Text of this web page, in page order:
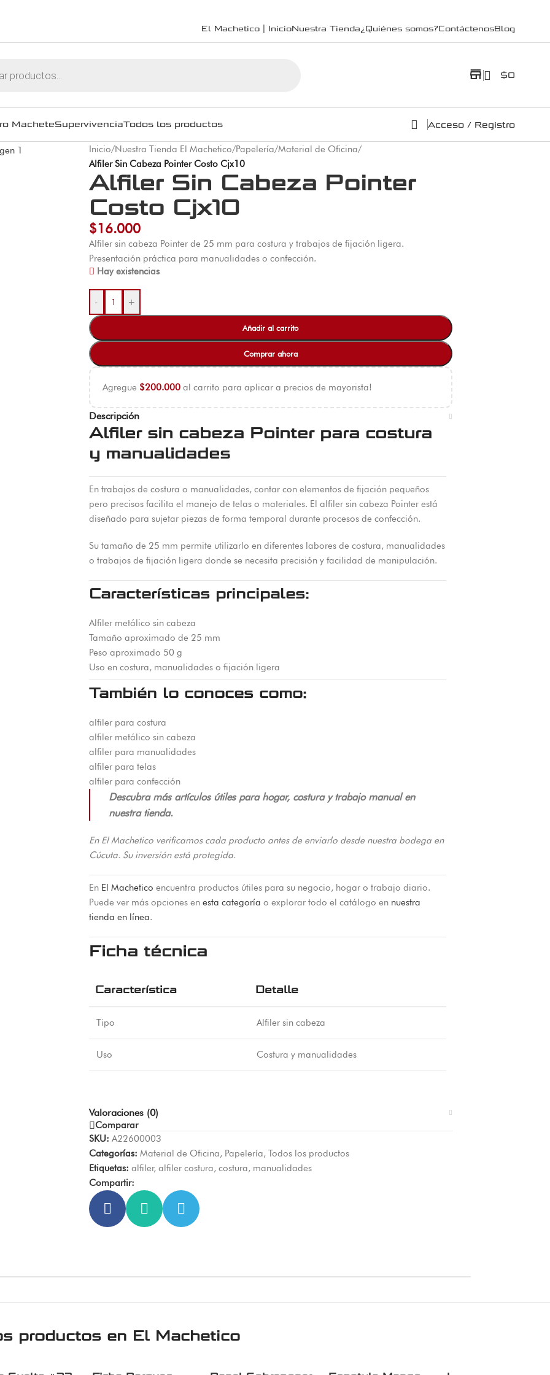
El Machetico | InicioNuestra Tienda¿Quiénes somos?ContáctenosBlog
store $0
MacheteSupervivenciaTodos los productos Acceso / Registro
Inicio/Nuestra Tienda El Machetico/Papelería/Material de Oficina/
Alfiler Sin Cabeza Pointer Costo Cjx10
Alfiler Sin Cabeza Pointer
Costo Cjx10
$16.000
Alfiler sin cabeza Pointer de 25 mm para costura y trabajos de fijación ligera.
Presentación práctica para manualidades o confección.
Hay existencias
- +
Añadir al carrito
Comprar ahora
Agregue $200.000al carrito para aplicar a precios de mayorista!
Descripción
Alfiler sin cabeza Pointer para costura
y manualidades
En trabajos de costura o manualidades, contar con elementos de fijación pequeños
pero precisos facilita el manejo de telas o materiales. El alfiler sin cabeza Pointer está
diseñado para sujetar piezas de forma temporal durante procesos de confección.
Su tamaño de 25 mm permite utilizarlo en diferentes labores de costura, manualidades
o trabajos de fijación ligera donde se necesita precisión y facilidad de manipulación.
Características principales:
Alfiler metálico sin cabeza
Tamaño aproximado de 25 mm
Peso aproximado 50 g
Uso en costura, manualidades o fijación ligera
También lo conoces como:
alfiler para costura
alfiler metálico sin cabeza
alfiler para manualidades
alfiler para telas
alfiler para confección
Descubra más artículos útiles para hogar, costura y trabajo manual en
nuestra tienda.
En El Machetico verificamos cada producto antes de enviarlo desde nuestra bodega en
Cúcuta. Su inversión está protegida.
En El Machetico encuentra productos útiles para su negocio, hogar o trabajo diario.
Puede ver más opciones en esta categoría o explorar todo el catálogo en nuestra
tienda en línea.
Ficha técnica
Característica Detalle
Tipo Alfiler sin cabeza
Uso Costura y manualidades
Valoraciones (0)
Comparar
SKU: A22600003
Categorías: Material de Oficina, Papelería, Todos los productos
Etiquetas: alfiler, alfiler costura, costura, manualidades
Compartir:
productos en El Machetico